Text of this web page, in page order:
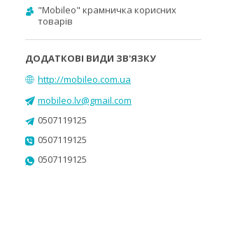
"Mobileo" крамничка корисних
товарів
http://mobileo.com.ua
mobileo.lv@gmail.com
0507119125
0507119125
0507119125